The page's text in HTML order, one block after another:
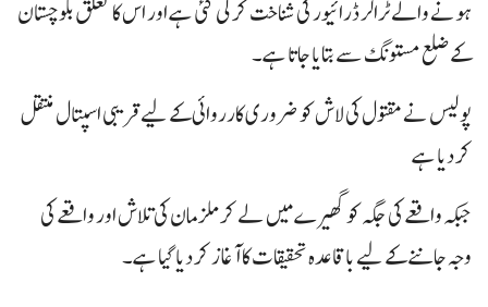
ہونے والے ٹرالر ڈرائیور کی شناخت کر لی گئی ہے اور اس کا تعلق بلوچستان
کے ضلع مستونگ سے بتایا جاتا ہے۔
پولیس نے مقتول کی لاش کو ضروری کارروائی کے لیے قریبی اسپتال منتقل
کر دیا ہے
جبکہ واقعے کی جگہ کو گھیرے میں لے کر ملزمان کی تلاش اور واقعے کی
وجہ جاننے کے لیے باقاعدہ تحقیقات کا آغاز کر دیا گیا ہے۔